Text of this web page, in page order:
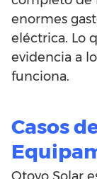
enormes
eléctrica. Lo
evidencia a
funciona.
Casos